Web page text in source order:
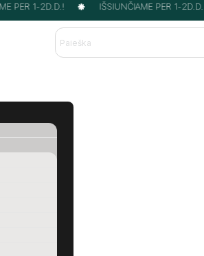
PER 1-2D.D.! IŠSIUNČIAME PER 1-2D.D.!